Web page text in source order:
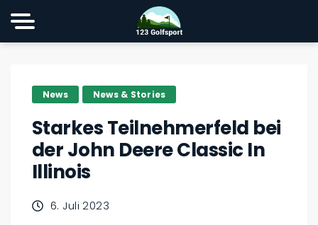
News News & Stories
Starkes Teilnehmerfeld bei
der John Deere Classic In
Illinois
6. Juli 2023